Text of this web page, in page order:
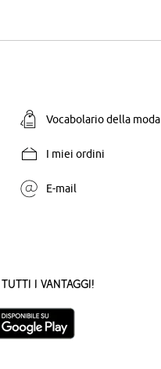
Vocabolario della moda
I miei ordini
E-mail
tutti i vantaggi!